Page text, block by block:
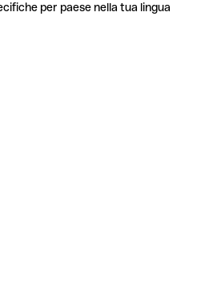
per paese nella tua lingua